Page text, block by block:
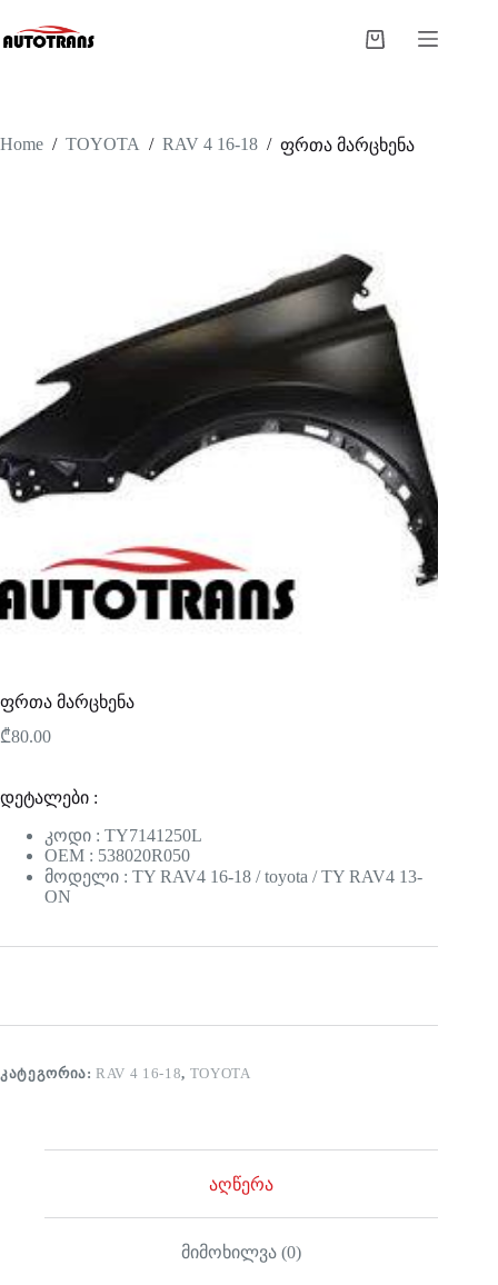
Home / TOYOTA / RAV 4 16-18 / ფრთა მარცხენა
ფრთა მარცხენა
₾80.00
დეტალები :
კოდი : TY7141250L
OEM : 538020R050
მოდელი : TY RAV4 16-18 / toyota / TY RAV4 13-
ON
ᲙᲐᲢᲔᲒᲝᲠᲘᲐ:RAV 4 16-18, TOYOTA
აღწერა
მიმოხილვა (0)